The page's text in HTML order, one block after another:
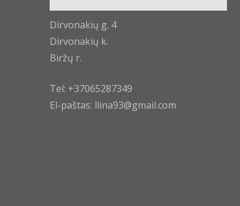
Dirvonakių g. 4
Dirvonakių k.
Biržų r.
Tel: +37065287349
El-paštas: llina93@gmail.com